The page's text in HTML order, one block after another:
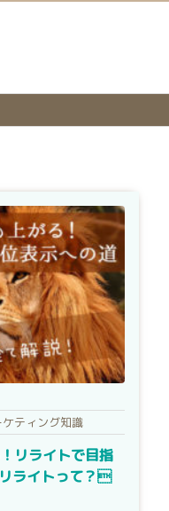
ティング知識
リライトで目指
ライトって？